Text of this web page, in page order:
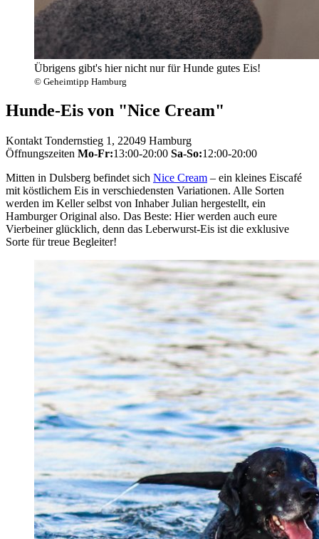
Übrigens gibt's hier nicht nur für Hunde gutes Eis!
© Geheimtipp Hamburg
Hunde-Eis von "Nice Cream"
Kontakt Tondernstieg 1, 22049 Hamburg
Öffnungszeiten Mo-Fr:13:00-20:00 Sa-So:12:00-20:00
Mitten in Dulsberg befindet sich Nice Cream – ein kleines Eiscafé
mit köstlichem Eis in verschiedensten Variationen. Alle Sorten
werden im Keller selbst von Inhaber Julian hergestellt, ein
Hamburger Original also. Das Beste: Hier werden auch eure
Vierbeiner glücklich, denn das Leberwurst-Eis ist die exklusive
Sorte für treue Begleiter!